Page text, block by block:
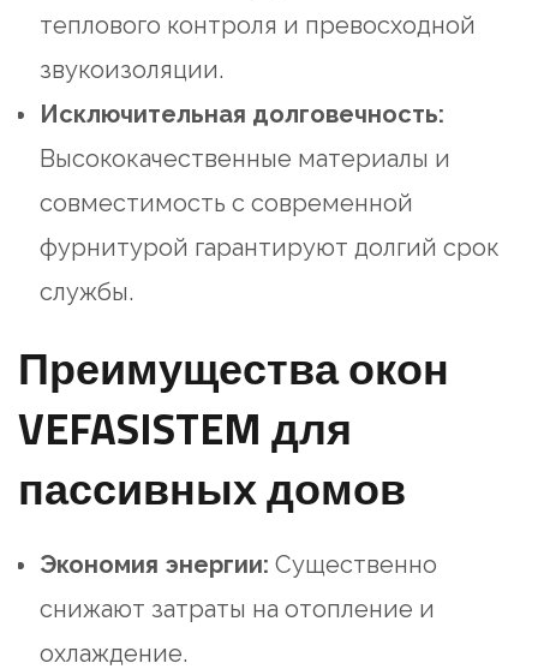
теплового контроля и превосходной
звукоизоляции.
Исключительная долговечность:
Высококачественные материалы и
совместимость с современной
фурнитурой гарантируют долгий срок
службы.
Преимущества окон
VEFASISTEM для
пассивных домов
Экономия энергии: Существенно
снижают затраты на отопление и
охлаждение.